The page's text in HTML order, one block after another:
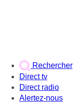
Rechercher
Direct tv
Direct radio
Alertez-nous